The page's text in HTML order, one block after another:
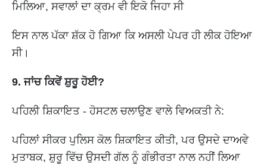
ਮਿਲਿਆ, ਸਵਾਲਾਂ ਦਾ ਕ੍ਰਮ ਵੀ ਇਕੋ ਜਿਹਾ ਸੀ
ਇਸ ਨਾਲ ਪੱਕਾ ਸ਼ੱਕ ਹੋ ਗਿਆ ਕਿ ਅਸਲੀ ਪੇਪਰ ਹੀ ਲੀਕ ਹੋਇਆ
ਸੀ।
9. ਜਾਂਚ ਕਿਵੇਂ ਸ਼ੁਰੂ ਹੋਈ?
ਪਹਿਲੀ ਸ਼ਿਕਾਇਤ - ਹੋਸਟਲ ਚਲਾਉਣ ਵਾਲੇ ਵਿਅਕਤੀ ਨੇ:
ਪਹਿਲਾਂ ਸੀਕਰ ਪੁਲਿਸ ਕੋਲ ਸ਼ਿਕਾਇਤ ਕੀਤੀ, ਪਰ ਉਸਦੇ ਦਾਅਵੇ
ਮੁਤਾਬਕ, ਸ਼ੁਰੂ ਵਿੱਚ ਉਸਦੀ ਗੱਲ ਨੂੰ ਗੰਭੀਰਤਾ ਨਾਲ ਨਹੀਂ ਲਿਆ